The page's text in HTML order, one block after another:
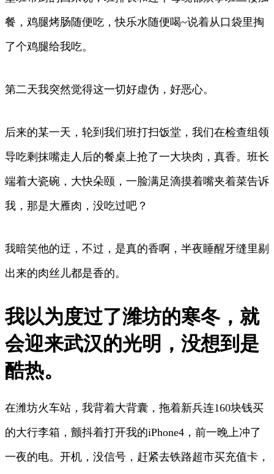
餐，鸡腿烤肠随便吃，快乐水随便喝~说着从口袋里掏
了个鸡腿给我吃。
第二天我突然觉得这一切好虚伪，好恶心。
后来的某一天，轮到我们班打扫饭堂，我们在检查组领
导吃剩抹嘴走人后的餐桌上抢了一大块肉，真香。班长
端着大瓷碗，大快朵颐，一脸满足滴摸着嘴夹着菜告诉
我，那是大雁肉，没吃过吧？
我暗笑他的迂，不过，是真的香啊，半夜睡醒牙缝里剔
出来的肉丝儿都是香的。
我以为度过了潍坊的寒冬，就
会迎来武汉的光明，没想到是
酷热。
在潍坊火车站，我背着大背囊，拖着新兵连160块钱买
的大行李箱，颤抖着打开我的iPhone4，前一晚上冲了
一夜的电。开机，没信号，赶紧去铁路超市买充值卡，